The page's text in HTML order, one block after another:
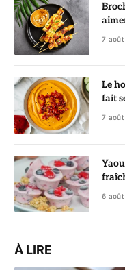
7 août
Le
fait
7 août
6 août
À LIRE